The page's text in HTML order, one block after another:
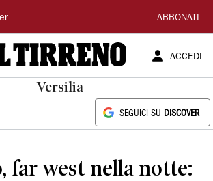
ABBONATI
ACCEDI
Versilia
SEGUICI SU DISCOVER
far west nella notte: